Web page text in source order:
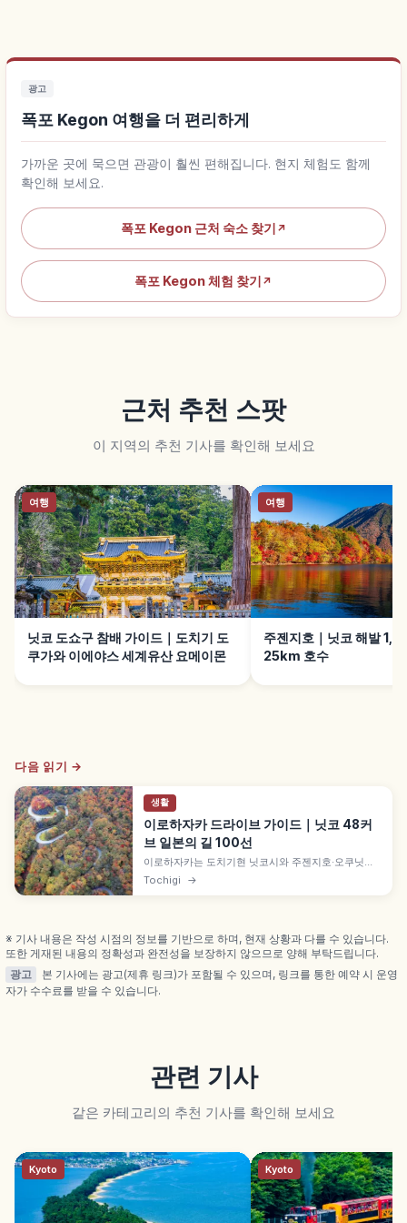
광고
폭포 Kegon 여행을 더 편리하게
가까운 곳에 묵으면 관광이 훨씬 편해집니다. 현지 체험도 함께
확인해 보세요.
폭포 Kegon 근처 숙소 찾기 ↗
폭포 Kegon 체험 찾기 ↗
근처 추천 스팟
이 지역의 추천 기사를 확인해 보세요
여행
닛코 도쇼구 참배 가이드｜도치기 도
쿠가와 이에야스 세계유산 요메이몬
여행
주젠지호｜닛코 해발
25km 호수
다음 읽기 →
생활
이로하자카 드라이브 가이드｜닛코 48커
브 일본의 길 100선
이로하자카는 도치기현 닛코시와 주젠지호·오쿠닛코
를 잇는 국도 120호 산악도로로, 합계 48개 급커브 표
지판에 일본어 이로하 48자가 순서대로 붙은 일본의
Tochigi →
※ 기사 내용은 작성 시점의 정보를 기반으로 하며, 현재 상황과 다를 수 있습니다.
또한 게재된 내용의 정확성과 완전성을 보장하지 않으므로 양해 부탁드립니다.
광고
본 기사에는 광고(제휴 링크)가 포함될 수 있으며, 링크를 통한 예약 시 운영
자가 수수료를 받을 수 있습니다.
관련 기사
같은 카테고리의 추천 기사를 확인해 보세요
Kyoto Kyoto